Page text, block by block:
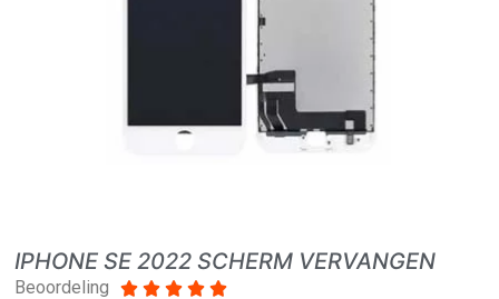
IPHONE SE 2022 SCHERM VERVANGEN
Beoordeling     